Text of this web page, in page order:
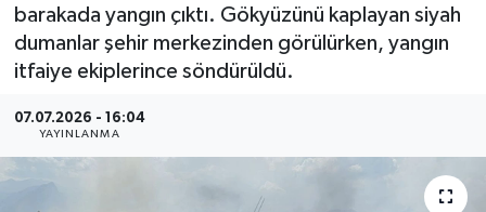
barakada yangın çıktı. Gökyüzünü kaplayan siyah
dumanlar şehir merkezinden görülürken, yangın
itfaiye ekiplerince söndürüldü.
07.07.2026 - 16:04
YAYINLANMA
Ekonomi
Gündem
Günün Manşetleri
Tüm Manşetler
Son Dakika Haberleri
Haber Arşivi